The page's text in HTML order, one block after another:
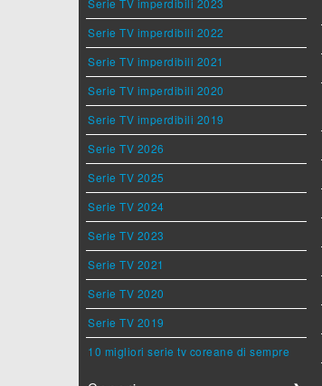
Serie TV imperdibili 2022
Serie TV imperdibili 2021
Serie TV imperdibili 2020
Serie TV imperdibili 2019
Serie TV 2026
Serie TV 2025
Serie TV 2024
Serie TV 2023
Serie TV 2021
Serie TV 2020
Serie TV 2019
10 migliori serie tv coreane di sempre